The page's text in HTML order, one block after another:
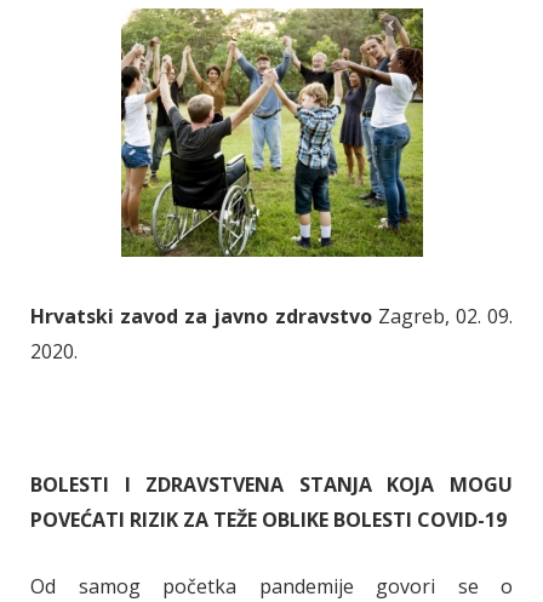
Hrvatski zavod za javno zdravstvoZagreb, 02. 09.
2020.
BOLESTI I ZDRAVSTVENA STANJA KOJA MOGU
POVEĆATI RIZIK ZA TEŽE OBLIKE BOLESTI COVID-19
Od samog početka pandemije govori se o